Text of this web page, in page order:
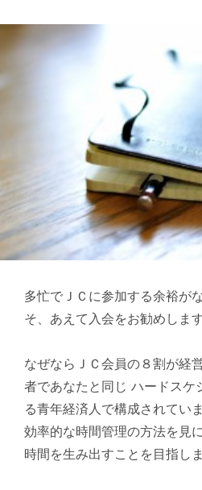
多忙でＪＣに参加する余裕が
そ、あえて入会をお勧めします
なぜならＪＣ会員の８割が経
者であなたと同じ ハードスケ
る青年経済人で構成されてい
効率的な時間管理の方法を見
時間を生み出すことを目指しま